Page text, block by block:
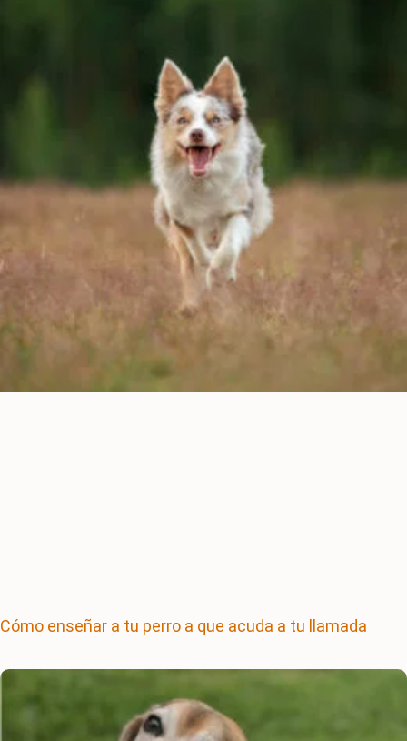
Cómo enseñar a tu perro a que acuda a tu llamada